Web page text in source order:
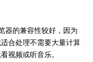
器的兼容性较好，因为
合处理不需要大量计算
视频或听音乐。